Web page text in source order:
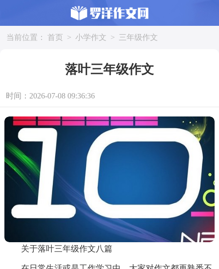
当前位置： 首页 > 小学作文 > 三年级作文
落叶三年级作文
时间：2026-07-08 09:36:36
关于落叶三年级作文八篇